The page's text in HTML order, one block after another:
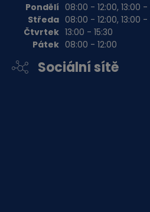
Pondělí
Středa
Čtvrtek
Pátek
08:00 - 12:00, 13:00 -
08:00 - 12:00, 13:00 -
13:00 - 15:30
08:00 - 12:00
Sociální sítě